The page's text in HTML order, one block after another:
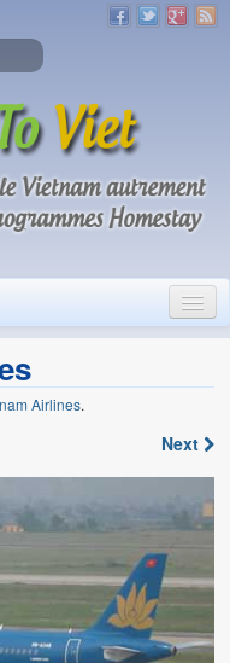
Homestay de Come2Viet
avec nos programmes
Airlines.
Next